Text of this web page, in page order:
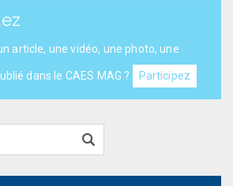
article, une vidéo, une photo, une
dans le CAES MAG ? Participez